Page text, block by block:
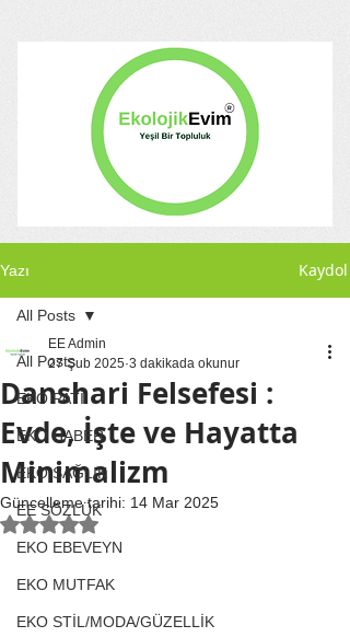
Yazı Kaydol
All Posts
EKO PATİ
EKO HABER
EKO SAĞLIK
EE SÖZLÜK
EKO EBEVEYN
EKO MUTFAK
EKO STİL/MODA/GÜZELLİK
All Posts
Danshari Felsefesi :
Evde, İşte ve Hayatta
Minimalizm
EE Admin
27 Şub 2025 3 dakikada okunur
Güncelleme tarihi: 14 Mar 2025
5 üzerinden NaN yıldız